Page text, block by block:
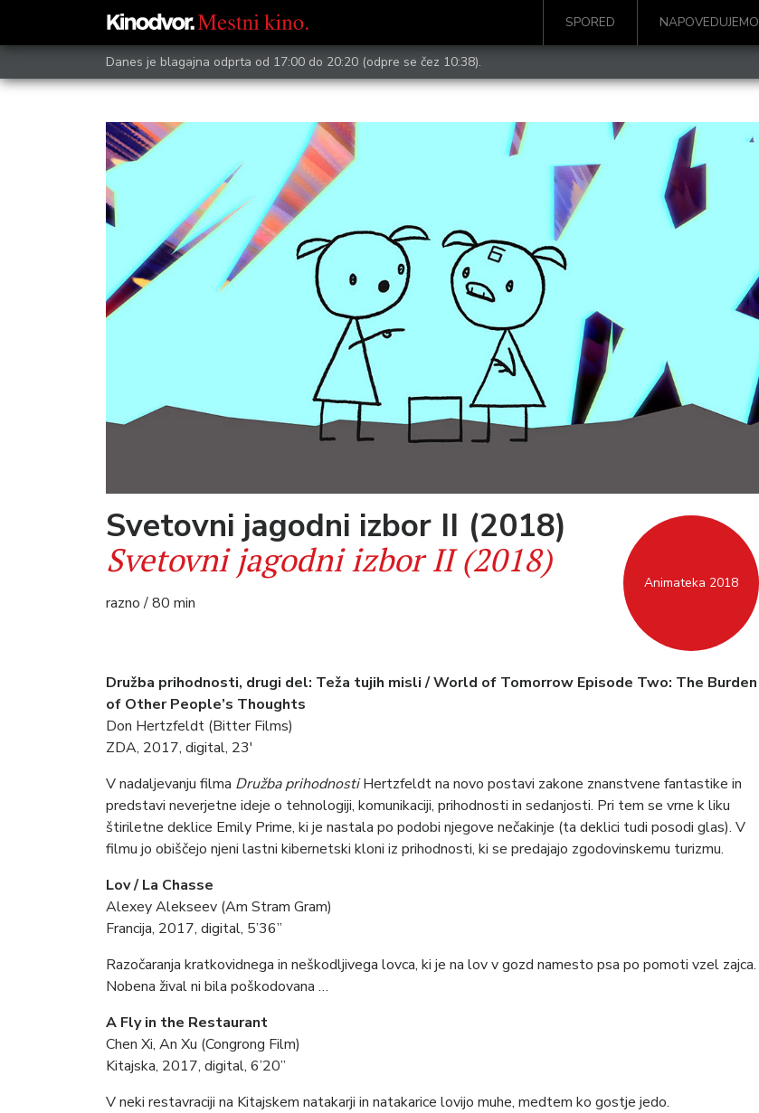
SPORED NAPOVEDUJEMO
Danes je blagajna odprta od 17:00 do 20:20 (odpre se čez 10:38).
Animateka 2018
Svetovni jagodni izbor II (2018)
Svetovni jagodni izbor II (2018)
razno / 80 min
Družba prihodnosti, drugi del: Teža tujih misli / World of Tomorrow Episode Two: The Burden
of Other People’s Thoughts
Don Hertzfeldt (Bitter Films)
ZDA, 2017, digital, 23′
V nadaljevanju filma Družba prihodnostiHertzfeldt na novo postavi zakone znanstvene fantastike in
predstavi neverjetne ideje o tehnologiji, komunikaciji, prihodnosti in sedanjosti. Pri tem se vrne k liku
štiriletne deklice Emily Prime, ki je nastala po podobi njegove nečakinje (ta deklici tudi posodi glas). V
filmu jo obiščejo njeni lastni kibernetski kloni iz prihodnosti, ki se predajajo zgodovinskemu turizmu.
Lov / La Chasse
Alexey Alekseev (Am Stram Gram)
Francija, 2017, digital, 5’36”
Razočaranja kratkovidnega in neškodljivega lovca, ki je na lov v gozd namesto psa po pomoti vzel zajca.
Nobena žival ni bila poškodovana …
A Fly in the Restaurant
Chen Xi, An Xu (Congrong Film)
Kitajska, 2017, digital, 6’20”
V neki restavraciji na Kitajskem natakarji in natakarice lovijo muhe, medtem ko gostje jedo.